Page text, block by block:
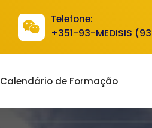
Telefone:
+351-93-MEDISIS
Calendário de Formação